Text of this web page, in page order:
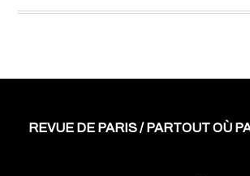
REVUE DE PARIS / PARTOUT OÙ